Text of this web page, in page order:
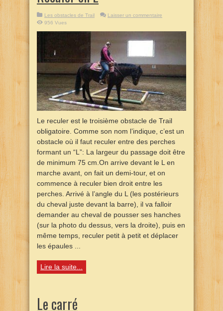
Les obstacles de Trail
Laisser un commentaire
956 Vues
Le reculer est le troisième obstacle de Trail
obligatoire. Comme son nom l’indique, c’est un
obstacle où il faut reculer entre des perches
formant un “L”: La largeur du passage doit être
de minimum 75 cm.On arrive devant le L en
marche avant, on fait un demi-tour, et on
commence à reculer bien droit entre les
perches. Arrivé à l’angle du L (les postérieurs
du cheval juste devant la barre), il va falloir
demander au cheval de pousser ses hanches
(sur la photo du dessus, vers la droite), puis en
même temps, reculer petit à petit et déplacer
les épaules ...
Lire la suite...
Le carré